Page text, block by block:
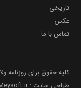
تاریخی
عکس
تماس با ما
کلیه حقوق برای
طراحی سایت : Meysoft.ir